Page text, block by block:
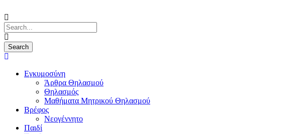
Εγκυμοσύνη
Άρθρα Θηλασμού
Θηλασμός
Μαθήματα Μητρικού Θηλασμού
Βρέφος
Νεογέννητο
Παιδί